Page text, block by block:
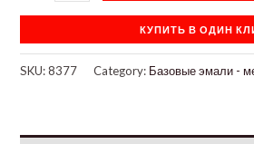
КУПИТЬ В ОДИН
SKU:8377 Category: Базовые эмали -